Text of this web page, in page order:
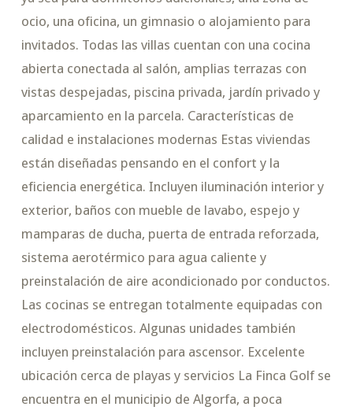
ocio, una oficina, un gimnasio o alojamiento para
invitados. Todas las villas cuentan con una cocina
abierta conectada al salón, amplias terrazas con
vistas despejadas, piscina privada, jardín privado y
aparcamiento en la parcela. Características de
calidad e instalaciones modernas Estas viviendas
están diseñadas pensando en el confort y la
eficiencia energética. Incluyen iluminación interior y
exterior, baños con mueble de lavabo, espejo y
mamparas de ducha, puerta de entrada reforzada,
sistema aerotérmico para agua caliente y
preinstalación de aire acondicionado por conductos.
Las cocinas se entregan totalmente equipadas con
electrodomésticos. Algunas unidades también
incluyen preinstalación para ascensor. Excelente
ubicación cerca de playas y servicios La Finca Golf se
encuentra en el municipio de Algorfa, a poca